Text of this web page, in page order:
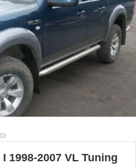
1998-2007 VL Tuning